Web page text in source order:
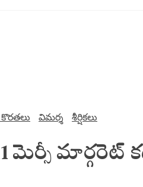
విమర్శ శీర్షికలు
మెర్సీ మార్గరెట్